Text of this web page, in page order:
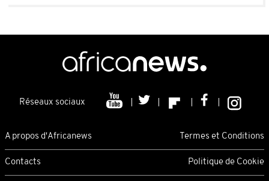
Réseaux sociaux
A propos d'Africanews Termes et Conditions
Contacts Politique de Cookie